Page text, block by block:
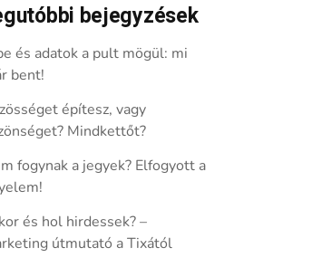
bejegyzések
és adatok a pult mögül: mi
bent!
építesz, vagy
Mindkettőt?
fogynak a jegyek? Elfogyott a
és hol hirdessek? –
útmutató a Tixától